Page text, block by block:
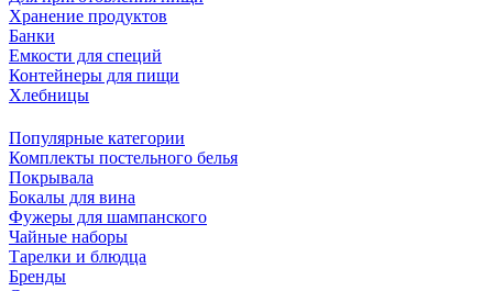
Хранение продуктов
Банки
Емкости для специй
Контейнеры для пищи
Хлебницы
Популярные категории
Комплекты постельного белья
Покрывала
Бокалы для вина
Фужеры для шампанского
Чайные наборы
Тарелки и блюдца
Бренды